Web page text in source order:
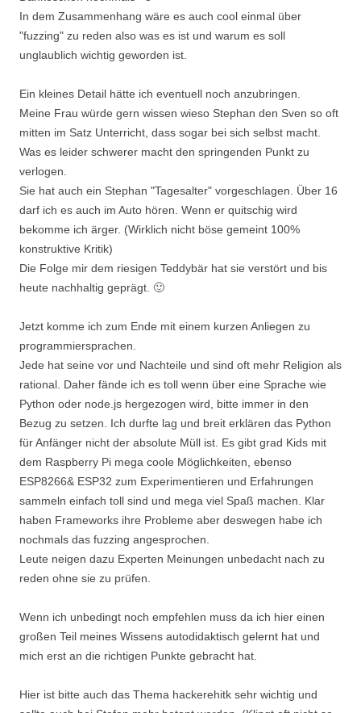
In dem Zusammenhang wäre es auch cool einmal über
"fuzzing" zu reden also was es ist und warum es soll
unglaublich wichtig geworden ist.
Ein kleines Detail hätte ich eventuell noch anzubringen.
Meine Frau würde gern wissen wieso Stephan den Sven so oft
mitten im Satz Unterricht, dass sogar bei sich selbst macht.
Was es leider schwerer macht den springenden Punkt zu
verlogen.
Sie hat auch ein Stephan "Tagesalter" vorgeschlagen. Über 16
darf ich es auch im Auto hören. Wenn er quitschig wird
bekomme ich ärger. (Wirklich nicht böse gemeint 100%
konstruktive Kritik)
Die Folge mir dem riesigen Teddybär hat sie verstört und bis
heute nachhaltig geprägt. 🙂
Jetzt komme ich zum Ende mit einem kurzen Anliegen zu
programmiersprachen.
Jede hat seine vor und Nachteile und sind oft mehr Religion als
rational. Daher fände ich es toll wenn über eine Sprache wie
Python oder node.js hergezogen wird, bitte immer in den
Bezug zu setzen. Ich durfte lag und breit erklären das Python
für Anfänger nicht der absolute Müll ist. Es gibt grad Kids mit
dem Raspberry Pi mega coole Möglichkeiten, ebenso
ESP8266& ESP32 zum Experimentieren und Erfahrungen
sammeln einfach toll sind und mega viel Spaß machen. Klar
haben Frameworks ihre Probleme aber deswegen habe ich
nochmals das fuzzing angesprochen.
Leute neigen dazu Experten Meinungen unbedacht nach zu
reden ohne sie zu prüfen.
Wenn ich unbedingt noch empfehlen muss da ich hier einen
großen Teil meines Wissens autodidaktisch gelernt hat und
mich erst an die richtigen Punkte gebracht hat.
Hier ist bitte auch das Thema hackerehitk sehr wichtig und